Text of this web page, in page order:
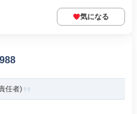
気になる
任者)